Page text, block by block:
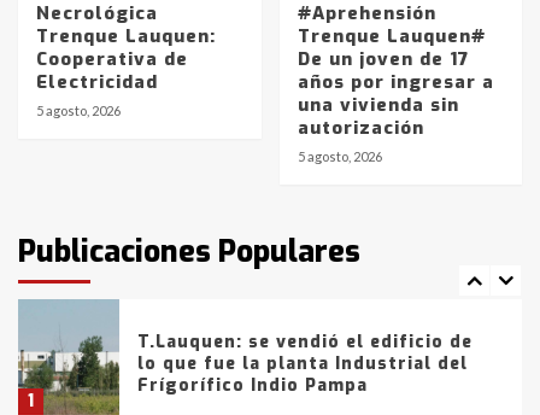
Necrológica
Trenque Lauquen:
Cooperativa de
Electricidad
5 agosto, 2026
#Aprehensión
Trenque Lauquen#
De un joven de 17
años por ingresar a
una vivienda sin
autorización
5 agosto, 2026
Publicaciones Populares
La Bolsa de Cereales de Bahía
Blanca anticipa que Agosto vendrá
con lluvias y heladas, en gran parte
fueron detenidos por
comercialización de drogas en la
tarde del sábado
1
T.Lauquen: se vendió el edificio de
lo que fue la planta Industrial del
Frígorífico Indio Pampa